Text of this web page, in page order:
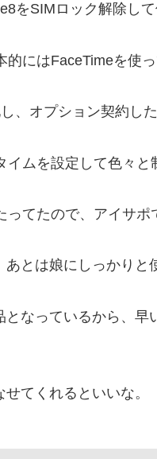
をSIMロック解除して
にはFaceTimeを使
、オプション契約し
ムを設定して色々と
てたので、アイサポ
とは娘にしっかりと
なっているから、
てくれるといいな。